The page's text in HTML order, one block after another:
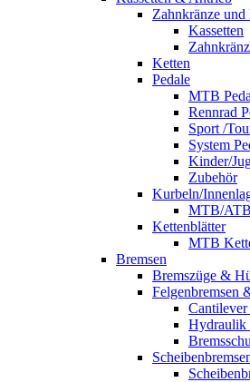
Zahnkränze und
Kassetten
Ketten
Pedale
MTB
Rennrad
Sport /
System
Kinder/
Zubehör
Kurbeln/
MTB/
Kettenblätter
MTB
Bremsen
Bremszüge &
Felgenbremsen
Cantilever
Hydraulik